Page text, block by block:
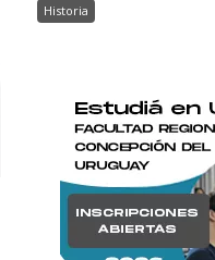
Historia